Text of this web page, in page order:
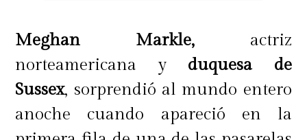
Meghan Markle, actriz
norteamericana y duquesa de
Sussex, sorprendió al mundo entero
anoche cuando apareció en la